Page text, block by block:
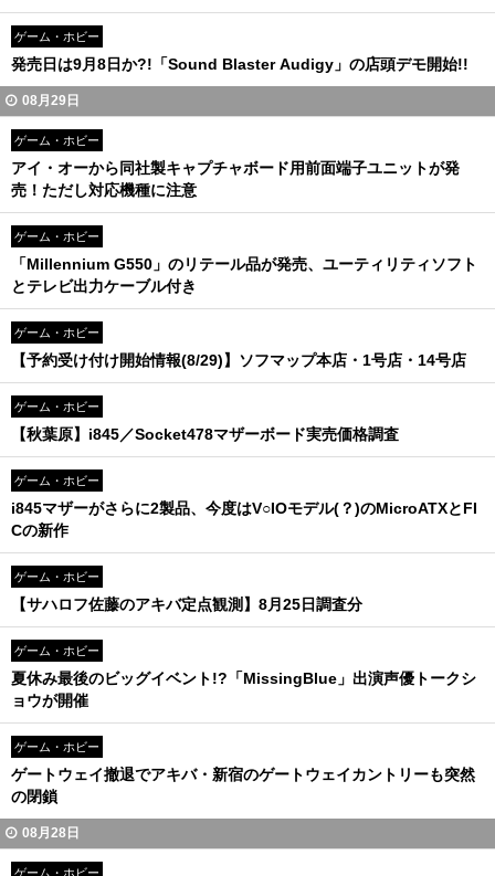
ゲーム・ホビー
発売日は9月8日か?!「Sound Blaster Audigy」の店頭デモ開始!!
08月29日
ゲーム・ホビー
アイ・オーから同社製キャプチャボード用前面端子ユニットが発
売！ただし対応機種に注意
ゲーム・ホビー
「Millennium G550」のリテール品が発売、ユーティリティソフト
とテレビ出力ケーブル付き
ゲーム・ホビー
【予約受け付け開始情報(8/29)】ソフマップ本店・1号店・14号店
ゲーム・ホビー
【秋葉原】i845／Socket478マザーボード実売価格調査
ゲーム・ホビー
i845マザーがさらに2製品、今度はV○IOモデル(？)のMicroATXとFI
Cの新作
ゲーム・ホビー
【サハロフ佐藤のアキバ定点観測】8月25日調査分
ゲーム・ホビー
夏休み最後のビッグイベント!?「MissingBlue」出演声優トークシ
ョウが開催
ゲーム・ホビー
ゲートウェイ撤退でアキバ・新宿のゲートウェイカントリーも突然
の閉鎖
08月28日
ゲーム・ホビー